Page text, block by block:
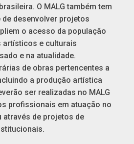
O MALG também tem
desenvolver projetos
o acesso da população
artísticos e culturais
e na atualidade.
de obras pertencentes a
a produção artística
ser realizadas no MALG
profissionais em atuação no
através de projetos de